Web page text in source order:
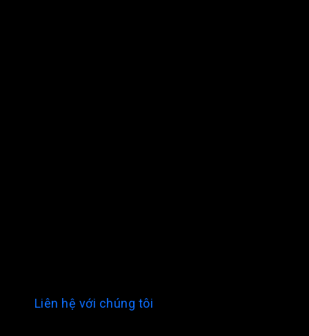
Liên hệ với chúng tôi